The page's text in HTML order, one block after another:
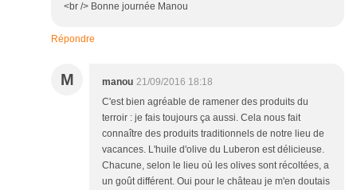
<br /> Bonne journée Manou
Répondre
M manou 21/09/2016 18:18
C'est bien agréable de ramener des produits du
terroir : je fais toujours ça aussi. Cela nous fait
connaître des produits traditionnels de notre lieu de
vacances. L'huile d'olive du Luberon est délicieuse.
Chacune, selon le lieu où les olives sont récoltées, a
un goût différent. Oui pour le château je m'en doutais